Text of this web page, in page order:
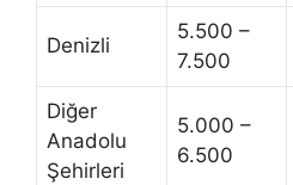
Denizli
5.500 –
7.500
Diğer
Anadolu
Şehirleri
5.000 –
6.500